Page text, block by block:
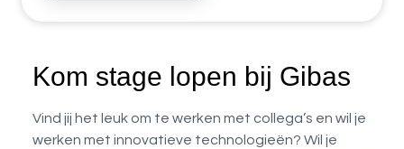
Kom stage lopen bij Gibas
Vind jij het leuk om te werken met collega’s en wil je
werken met innovatieve technologieën? Wil je